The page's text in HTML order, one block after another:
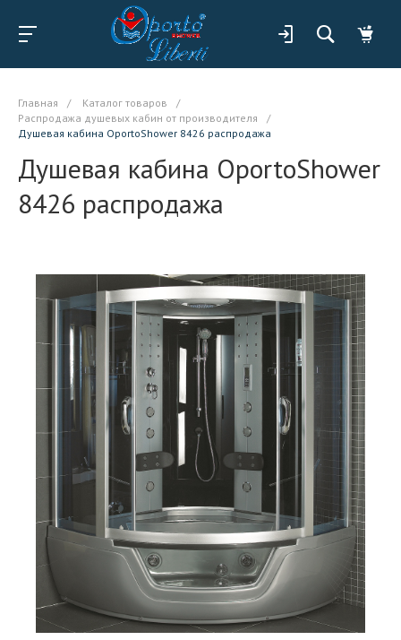
Главная / Каталог товаров
/
Распродажа душевых кабин от производителя
/
Душевая кабина OportoShower 8426 распродажа
Душевая кабина OportoShower
8426 распродажа